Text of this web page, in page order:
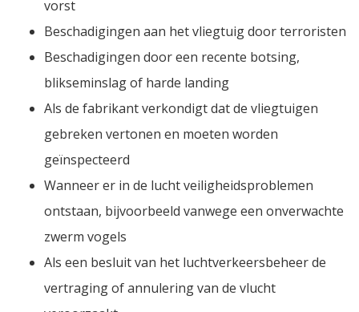
vorst
Beschadigingen aan het vliegtuig door terroristen
Beschadigingen door een recente botsing,
blikseminslag of harde landing
Als de fabrikant verkondigt dat de vliegtuigen
gebreken vertonen en moeten worden
geïnspecteerd
Wanneer er in de lucht veiligheidsproblemen
ontstaan, bijvoorbeeld vanwege een onverwachte
zwerm vogels
Als een besluit van het luchtverkeersbeheer de
vertraging of annulering van de vlucht